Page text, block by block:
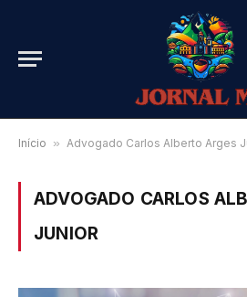
Início » Advogado Carlos Alberto Arges
ADVOGADO CARLOS
JUNIOR